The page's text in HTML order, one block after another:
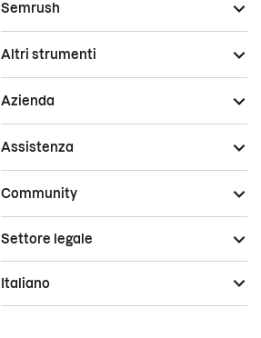
Semrush
Altri strumenti
Azienda
Assistenza
Community
Settore legale
Italiano